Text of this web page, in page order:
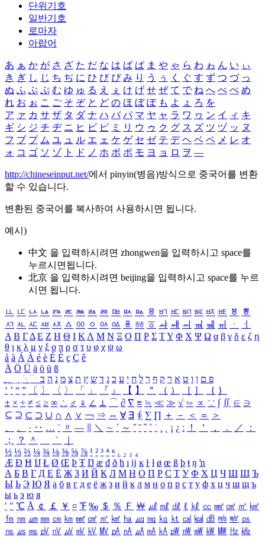
단위기호
일반기호
로마자
아랍어
あ ぁ か が さ ざ た だ な は ば ぱ ま や ゃ ら わ ゎ ん い ぃ
き ぎ し じ ち ぢ に ひ び ぴ み り う ぅ く ぐ す ず つ づ っ
ぬ ふ ぶ ぷ む ゆ ゅ る え ぇ け げ せ ぜ て で ね へ べ ぺ め
れ お ぉ こ ご そ ぞ と ど の ほ ぼ ぽ も よ ょ ろ を
ア ァ カ サ ザ タ ダ ナ ハ バ パ マ ヤ ャ ラ ワ ヮ ン イ ィ キ
ギ シ ジ チ ヂ ニ ヒ ビ ピ ミ リ ウ ゥ ク グ ス ズ ツ ヅ ッ ヌ
フ ブ プ ム ユ ュ ル エ ェ ケ ゲ セ ゼ テ デ ヘ ベ ペ メ レ オ
ォ コ ゴ ソ ゾ ト ド ノ ホ ボ ポ モ ヨ ョ ロ ヲ ―
http://chineseinput.net/에서 pinyin(병음)방식으로 중국어를 변환
할 수 있습니다.
변환된 중국어를 복사하여 사용하시면 됩니다.
예시)
中文 을 입력하시려면 zhongwen을 입력하시고 space를
누르시면됩니다.
北京 을 입력하시려면 beijing을 입력하시고 space를 누르
시면 됩니다.
ㅥ ㅦ ㅧ ㅨ ㅩ ㅪ ㅫ ㅬ ㅭ ㅮ ㅯ ㅰ ㅱ ㅲ ㅳ ㅴ ㅵ ㅶ ㅷ ㅸ
ㅹ
ㅺ ㅻ ㅼ ㅽ ㅾ ㅿ ㆀ ㆁ ㆂ ㆃ ㆄ ㆅ ㆆ ㆇ ㆈ ㆉ ㆊ ㆋ ㆌ ㆍ
ㆎ
Α Β ΓΔ Ε Ζ Η Θ Ι ΚΛ Μ Ν Ξ Ο Π Ρ Σ ΤΥ Φ Χ Ψ Ω α β γ δ ε ζ η
θ ι κ λ μ ν ξ ο π ρ σ τ υ φ χ ψ ω
á à Á À é è É È ç Ç ê
Ä Ö Ü ä ö ü ß
ִֶֹ ֻּ ׁׂ פ ם ן ו ט א ר ק ף ך ל ח י ע כ ג ד ש ץ ת צ מ נ ה ב
‘ ’ “ ” 〔 〕 〈 〉 「 」 『 』 【 】 ＂ （ ） ［ ］ ｛ ｝
± × ÷ ≠ ≤ ≥ ∞ ∴ ♂ ♀ ∠ ⊥ ⌒ ∂ ∇ ≡ ≒ ≪ ≫ √ ∽ ∝ ∵ ∫ ∬ ∈ ∋
⊆ ⊇ ⊂ ⊃ ∪ ∩ ∧ ∨ ￢ ⇒ ⇔ ∀ ∃ ∮ ∑ ∏ ＋ － ＜ ＝
＞
、
。 · ‥ … ¨ 〃 ― ＼ ∼ ´ ～ ˇ ˘ ˝ ˚ ˙ ¸ ¡ ¿ ː ！ ＇ ， ． ／
：
；
？ ＾ ｀
½ ⅓ ⅔ ¼ ¾ ⅛ ⅜ ⅝ ⅞ ¹ ² ³ ⁴ ⁿ ₁ ₂ ₃ ₄
Æ Ð Ħ Ĳ Ł Ø Œ Þ Ŧ Ŋ æ đ ð ħ ı ĳ ĸ ŀ ł ø œ ß þ ŧ ŋ ŉ
А Б В Г Д Е Ё Ж З И Й К Л М Н О П Р С Т У Ф Х Ц Ч Ш Щ Ъ
Ы Ь Э Ю Я а б в г д е ё ж з и й к л м н о п р с т у ф х ц ч ш щ ъ
ы ь э ю я
′ ″ ℃ Å ￠ ￡ ￥ ¤ ℉ ‰ ＄ ％ Ｆ ￦ ㎕ ㎖ ㎗ ℓ ㎘ ㏄ ㎣ ㎤ ㎥ ㎦
㎙ ㎚ ㎛ ㎜ ㎝ ㎞ ㎟ ㎠ ㎡ ㎢ ㏊ ㎍ ㎎ ㎏ ㏏ ㎈ ㎉ ㏈ ㎧ ㎨ ㎰
㎱ ㎲ ㎳ ㎴ ㎵ ㎶ ㎷ ㎸ ㎹ ㎀ ㎁ ㎂ ㎃ ㎄ ㎺ ㎻ ㎽ ㎾ ㎿ ㎐ ㎑